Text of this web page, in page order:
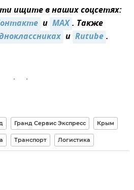
ищите в наших соцсетях:
и MAX. Также
и Rutube.
Гранд Сервис Экспресс Крым
Транспорт Логистика